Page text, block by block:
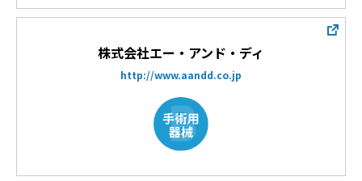
株式会社エー・アンド・ディ
http://www.aandd.co.jp